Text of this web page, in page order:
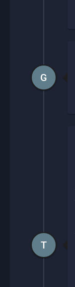
G
T